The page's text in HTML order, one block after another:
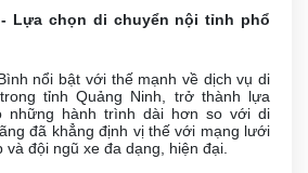
- Lựa chọn di chuyển nội tỉnh phổ
nổi bật với thế mạnh về dịch vụ di
tỉnh Quảng Ninh, trở thành lựa
những hành trình dài hơn so với di
đã khẳng định vị thế với mạng lưới
và đội ngũ xe đa dạng, hiện đại.